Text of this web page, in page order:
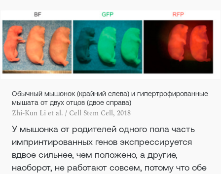
Обычный мышонок (крайний слева) и гипертрофированные
мышата от двух отцов (двое справа)
Zhi-Kun Li et al. / Cell Stem Cell, 2018
У мышонка от родителей одного пола часть
импринтированных генов экспрессируется
вдвое сильнее, чем положено, а другие,
наоборот, не работают совсем, потому что обе